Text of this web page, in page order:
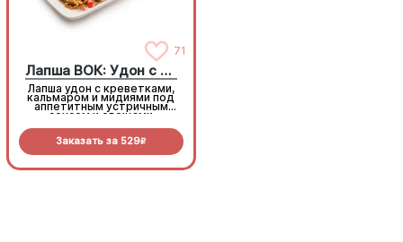
71
Лапша ВОК: Удон с морепродуктами
Лапша удон с креветками,
кальмаром и мидиями под
аппетитным устричным
соусом и овощами
Заказать за 529R